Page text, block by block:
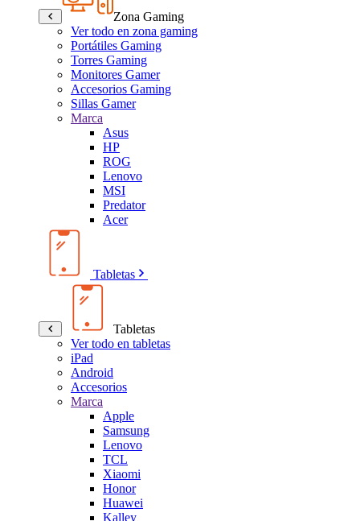
Zona Gaming
Ver todo en zona gaming
Portátiles Gaming
Torres Gaming
Monitores Gamer
Accesorios Gaming
Sillas Gamer
Marca
Asus
HP
ROG
Lenovo
MSI
Predator
Acer
Tabletas
Tabletas
Ver todo en tabletas
iPad
Android
Accesorios
Marca
Apple
Samsung
Lenovo
TCL
Xiaomi
Honor
Huawei
Kalley